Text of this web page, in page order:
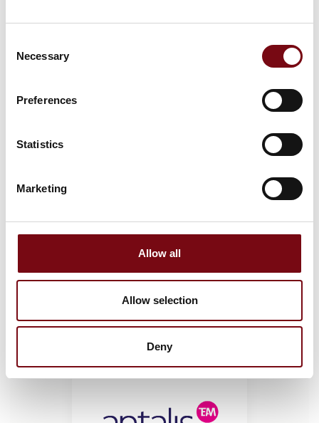
Selection
Necessary
Preferences
Statistics
Marketing
Allow all
Allow selection
Deny
CMC Genesys
CMC CartonWrap